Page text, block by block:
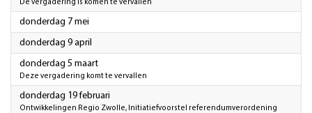
De vergadering is komen te vervallen
donderdag 7 mei
donderdag 9 april
donderdag 5 maart2026
Deze vergadering komt te vervallen
donderdag 19 februari
Ontwikkelingen Regio Zwolle, Initiatiefvoorstel referendumverordening